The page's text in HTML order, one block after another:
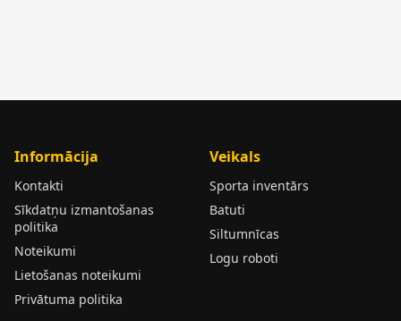
Informācija
Kontakti
Sīkdatņu izmantošanas
politika
Noteikumi
Lietošanas noteikumi
Privātuma politika
Veikals
Sporta inventārs
Batuti
Siltumnīcas
Logu roboti